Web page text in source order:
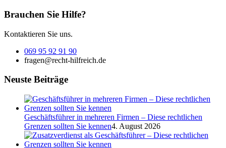
Brauchen Sie Hilfe?
Kontaktieren Sie uns.
069 95 92 91 90
fragen@recht-hilfreich.de
Neuste Beiträge
Geschäftsführer in mehreren Firmen – Diese rechtlichen
Grenzen sollten Sie kennen4. August 2026